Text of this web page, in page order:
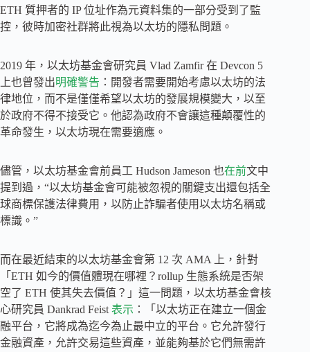
ETH 質押者的 IP 位址作為元資料集的一部分受到了監
控，彼時加密社群將此視為以太坊的隱私問題。
2019 年，以太坊基金會研究員 Vlad Zamfir 在 Devcon 5
上也曾發出明確警告 ：開發者需要開始考慮以太坊的法
律地位，而不是僅僅希望以太坊的發展規模變大，以至
於政府不得不接受它。他認為政府不會讓這種顛覆性的
革命發生，以太坊現在需要適應。
儘管，以太坊基金會前員工 Hudson Jameson 也在前文中
提到過，“以太坊基金會可能被忽視的關鍵支出還包括全
球商標保護法律費用，以防止詐騙者使用以太坊名稱或
標識。”
而在最近結束的以太坊基金會第 12 次 AMA 上，針對
「ETH 如今的價值體現在哪裡？rollup 生態系統是否架
空了 ETH 使其失去價值？」這一問題，以太坊基金會核
心研究員 Dankrad Feist 表示 ：「以太坊正在建立一個金
融平台，它將成為迄今為止最中立的平台。它允許發行
金融資產，允許交易這些資產，並能夠基於它們無需許